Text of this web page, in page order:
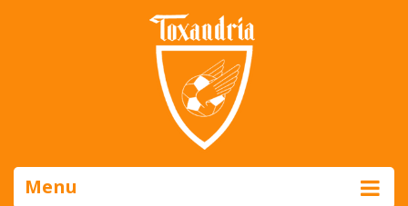
Menu